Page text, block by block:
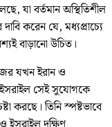
যা বর্তমান অস্থিতিশীল
করেন যে, মধ্যপ্রাচ্যে
বাড়ানো উচিত।
যখন ইরান ও
ইসরাইল সেই সুযোগকে
করছে। তিনি স্পষ্টভাবে